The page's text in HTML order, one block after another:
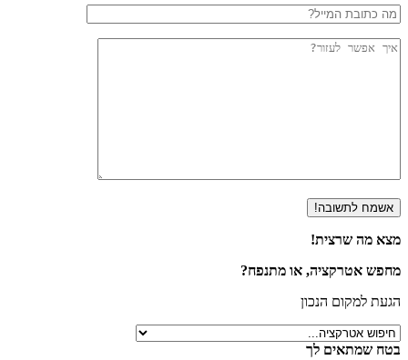
מה שרצית!
אטרקציה, או מתנפח?
למקום הנכון
שמתאים לך